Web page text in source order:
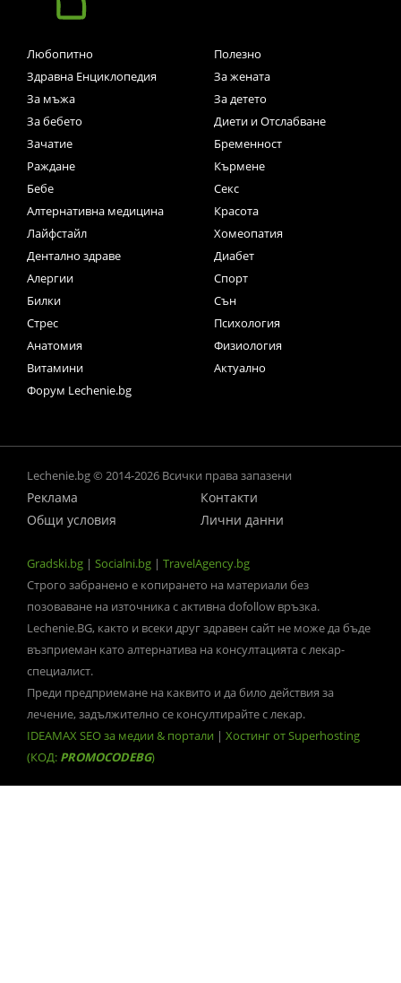
Любопитно
Полезно
Здравна Енциклопедия
За жената
За мъжа
За детето
За бебето
Диети и Отслабване
Зачатие
Бременност
Раждане
Кърмене
Бебе
Секс
Алтернативна медицина
Красота
Лайфстайл
Хомеопатия
Дентално здраве
Диабет
Алергии
Спорт
Билки
Сън
Стрес
Психология
Анатомия
Физиология
Витамини
Актуално
Форум Lechenie.bg
Lechenie.bg © 2014-2026 Всички права запазени
Реклама
Контакти
Общи условия
Лични данни
Gradski.bg | Socialni.bg | TravelAgency.bg
Строго забранено е копирането на материали без
позоваване на източника с активна dofollow връзка.
Lechenie.BG, както и всеки друг здравен сайт не може да бъде
възприеман като алтернатива на консултацията с лекар-
специалист.
Преди предприемане на каквито и да било действия за
лечение, задължително се консултирайте с лекар.
IDEAMAX SEO за медии & портали | Хостинг от Superhosting
(КОД: PROMOCODEBG)